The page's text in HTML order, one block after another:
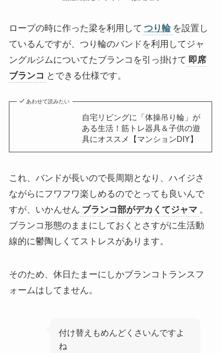
ロープの時に作った梁を利用して つり輪 を設置し
ているんですが、つり輪のバンドを利用してジャ
ングルジムについてたブランコを引っ掛けて 即席
ブランコ とできる仕様です。
あわせて読みたい
自宅リビングに「体操吊り輪」が
ある生活！筋トレ器具＆子供の遊
具にオススメ【マンションDIY】
これ、バンドが長いので長周期となり、ハイジさ
ながらにフワフワ楽しめるのでとっても良いんで
すが、いかんせん ブランコ部がデカくてジャマ 。
ブランコ形態のままにしておくとさすがに生活動
線的に鬱陶しくてストレスがあります。
そのため、休日たまーにしかブランコトランスフ
ォームはしてません。
付け替えもめんどくさいんですよ
ね